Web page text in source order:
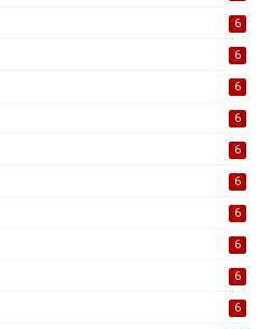
6
6
6
6
6
6
6
6
6
6